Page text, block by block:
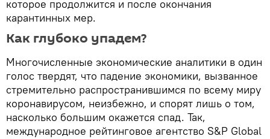
которое продолжится и после окончания
карантинных мер.
Как глубоко упадем?
Многочисленные экономические аналитики в один
голос твердят, что падение экономики, вызванное
стремительно распространившимся по всему миру
коронавирусом, неизбежно, и спорят лишь о том,
насколько большим окажется спад. Так,
международное рейтинговое агентство S&P Global